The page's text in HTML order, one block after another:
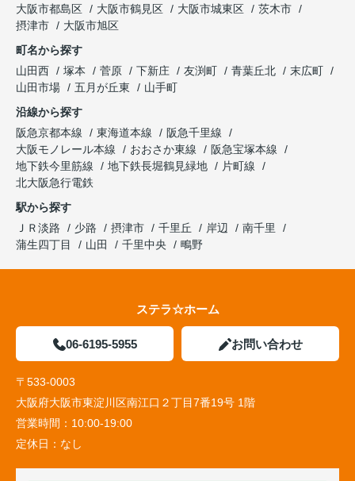
大阪市都島区
大阪市鶴見区 大阪市城東区
茨木市
摂津市
大阪市旭区
町名から探す
山田西
塚本 菅原 下新庄 友渕町 青葉丘北
末広町
山田市場
五月が丘東
山手町
沿線から探す
阪急京都本線
東海道本線
阪急千里線
大阪モノレール本線
おおさか東線
阪急宝塚本線
地下鉄今里筋線
地下鉄長堀鶴見緑地
片町線
北大阪急行電鉄
駅から探す
ＪＲ淡路
少路 摂津市 千里丘 岸辺
南千里
蒲生四丁目
山田 千里中央 鴫野
ステラ☆ホーム
06-6195-5955 お問い合わせ
〒533-0003
大阪府大阪市東淀川区南江口２丁目7番19号 1階
営業時間： 10:00-19:00
定休日： なし